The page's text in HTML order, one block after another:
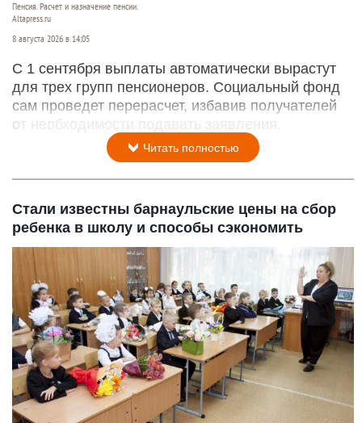
Пенсия. Расчет и назначение пенсии.
Altapress.ru
8 августа 2026 в 14:05
С 1 сентября выплаты автоматически вырастут
для трех групп пенсионеров. Социальный фонд
сам проведет перерасчет, избавив получателей
от необходимости подавать заявления.
Читать полностью
Стали известны барнаульские цены на сбор
ребенка в школу и способы сэкономить